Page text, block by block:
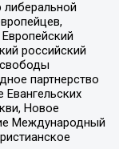
российский
партнерство
Евангельских
Новое
Международный